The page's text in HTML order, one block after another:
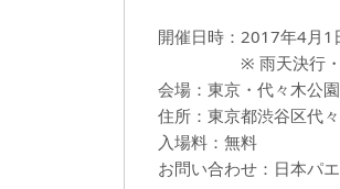
開催日時：2017年4月
※ 雨天決行・荒
会場：東京・代々木公
住所：東京都渋谷区代
入場料：無料
お問い合わせ：日本パ